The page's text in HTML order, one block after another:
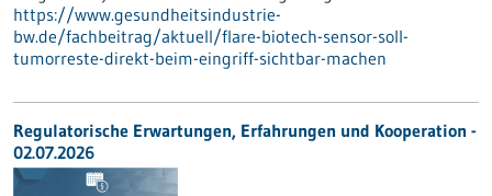
https://www.gesundheitsindustrie-
bw.de/fachbeitrag/aktuell/flare-biotech-sensor-soll-
tumorreste-direkt-beim-eingriff-sichtbar-machen
Regulatorische Erwartungen, Erfahrungen und Kooperation -
02.07.2026